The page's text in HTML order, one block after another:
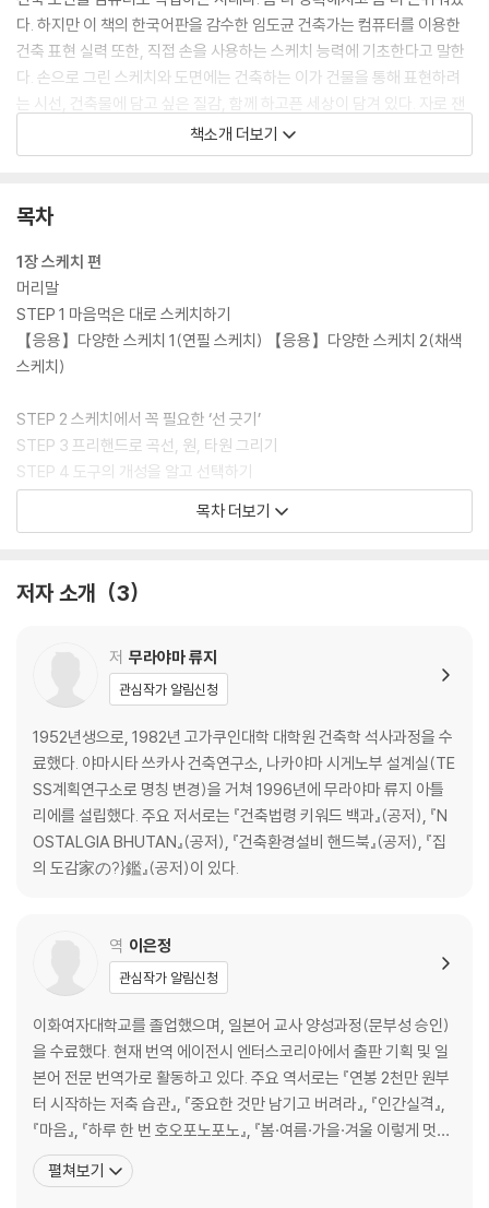
다. 하지만 이 책의 한국어판을 감수한 임도균 건축가는 컴퓨터를 이용한
건축 표현 실력 또한, 직접 손을 사용하는 스케치 능력에 기초한다고 말한
다. 손으로 그린 스케치와 도면에는 건축하는 이가 건물을 통해 표현하려
는 시선, 건축물에 담고 싶은 질감, 함께 하고픈 세상이 담겨 있다. 자로 잰
듯한 반듯함 속에서는 느끼기 힘든 자유로움과 아름다움이다. 건축이 예술
인 이유다. 도면에 대한 이해, 실력을 향상시키는 단계별 테크닉으로 가득
여유로움이 담겨 있는 건축 디자인 입문서이다.
책소개 더보기
목차
1장 스케치 편
머리말
STEP 1 마음먹은 대로 스케치하기
【응용】다양한 스케치 1(연필 스케치) 【응용】다양한 스케치 2(채색
스케치)
STEP 2 스케치에서 꼭 필요한 ‘선 긋기’
STEP 3 프리핸드로 곡선, 원, 타원 그리기
STEP 4 도구의 개성을 알고 선택하기
STEP 5 다양한 스케치 도구들
STEP 6 실외 스케치에서 편리한 도구
STEP 9 사진(평면) 스케치하기
STEP 11 풍경(공간) 스케치하기
【칼럼】그리드 프레임 직접 만들기
2장 건축 도면 편
STEP 12 건축 도면이란
STEP 13 건축 도면의 종류와 역할
STEP 14 도면을 그리는 도구
【응용】 건축 도면 4점 세트+스케치로 유명 건축물 그리기
STEP 15 평면도란
STEP 16 단면도란
【참고】CAD로 단면도 그리기
STEP 17 단면도 표현의 플래시 업 포인트
【칼럼】건축가 마에카와 구니오의 저택 【응용】다양한 단면도 표현
STEP 18 입면도란
【참고】CAD로 입면도 그리기 【CHECK POINT】도면에 사용하는
선 굵기와 종류, 의미
STEP 19 입면도 표현 플래시 업의 포인트
【CHECK POINT】창호 기호 그리기 【응용】다양한 입면도 표현
【칼럼】도면과 그림의 차이
목차 더보기
저자 소개 3
저 무라야마 류지
관심작가 알림신청
1952년생으로, 1982년 고가쿠인대학 대학원 건축학 석사과정을 수
료했다. 야마시타 쓰카사 건축연구소, 나카야마 시게노부 설계실(TE
SS계획연구소로 명칭 변경)을 거쳐 1996년에 무라야마 류지 아틀
리에를 설립했다. 주요 저서로는 『건축법령 키워드 백과』(공저), 『N
OSTALGIA BHUTAN』(공저), 『건축환경설비 핸드북』(공저), 『집
의 도감家の?}鑑』(공저)이 있다.
역 이은정
관심작가 알림신청
이화여자대학교를 졸업했으며, 일본어 교사 양성과정(문부성 승인)
을 수료했다. 현재 번역 에이전시 엔터스코리아에서 출판 기획 및 일
본어 전문 번역가로 활동하고 있다. 주요 역서로는 『연봉 2천만 원부
터 시작하는 저축 습관』, 『중요한 것만 남기고 버려라』, 『인간실격』,
『마음』, 『하루 한 번 호오포노포노』, 『봄·여름·가을·겨울 이렇게 멋진
날들』, 『매일매일 즐거운 일이 가득』, 『서른 살, 만남에 미쳐라』, 『오
늘도 집에서 즐거운 하루』, 『말은 필요없어』 등이 있으며, 저서로는
펼쳐보기